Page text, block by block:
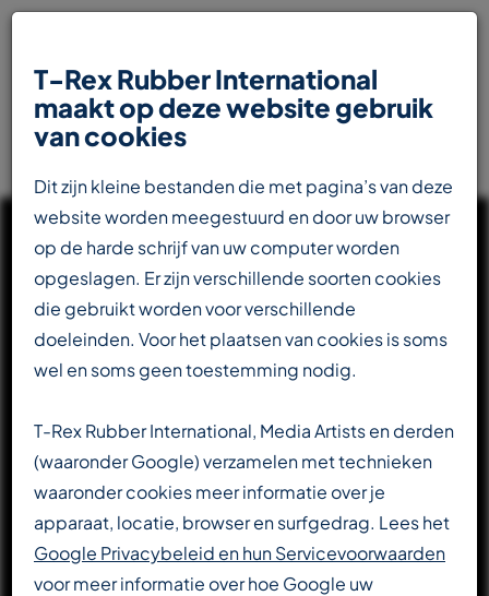
UW INTERNATIONALE
PARTNER IN DE
Totaalleverancier voor de transportbandenindustrie
DOWNLOAD CATALOGUS
T-Rex Rubber International
maakt op deze website gebruik
van cookies
Dit zijn kleine bestanden die met pagina’s van deze
website worden meegestuurd en door uw browser
op de harde schrijf van uw computer worden
opgeslagen. Er zijn verschillende soorten cookies
die gebruikt worden voor verschillende
doeleinden. Voor het plaatsen van cookies is soms
wel en soms geen toestemming nodig.
T-Rex Rubber International, Media Artists en derden
(waaronder Google) verzamelen met technieken
waaronder cookies meer informatie over je
apparaat, locatie, browser en surfgedrag. Lees het
Google Privacybeleid en hun Servicevoorwaarden
voor meer informatie over hoe Google uw